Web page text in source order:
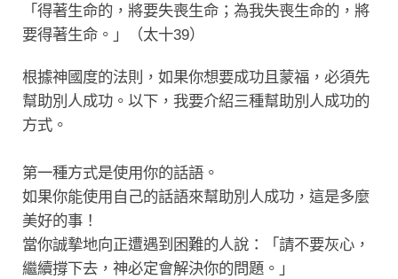
「得著生命的，將要失喪生命；為我失喪生命的，將
要得著生命。」（太十39）
根據神國度的法則，如果你想要成功且蒙福，必須先
幫助別人成功。以下，我要介紹三種幫助別人成功的
方式。
第一種方式是使用你的話語。
如果你能使用自己的話語來幫助別人成功，這是多麼
美好的事！
當你誠摯地向正遭遇到困難的人說：「請不要灰心，
繼續撐下去，神必定會解決你的問題。」